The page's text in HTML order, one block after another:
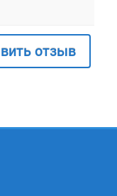
отзыв